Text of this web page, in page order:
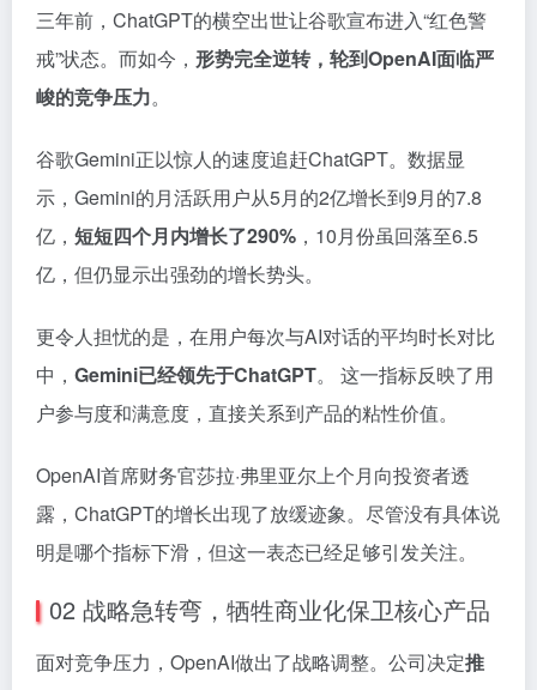
三年前，ChatGPT的横空出世让谷歌宣布进入“红色警
戒”状态。而如今， 形势完全逆转，轮到OpenAI面临严
峻的竞争压力。
谷歌Gemini正以惊人的速度追赶ChatGPT。数据显
示，Gemini的月活跃用户从5月的2亿增长到9月的7.8
亿， 短短四个月内增长了290% ，10月份虽回落至6.5
亿，但仍显示出强劲的增长势头。
更令人担忧的是，在用户每次与AI对话的平均时长对比
中， Gemini已经领先于ChatGPT。 这一指标反映了用
户参与度和满意度，直接关系到产品的粘性价值。
OpenAI首席财务官莎拉·弗里亚尔上个月向投资者透
露，ChatGPT的增长出现了放缓迹象。尽管没有具体说
明是哪个指标下滑，但这一表态已经足够引发关注。
02 战略急转弯，牺牲商业化保卫核心产品
面对竞争压力，OpenAI做出了战略调整。公司决定推